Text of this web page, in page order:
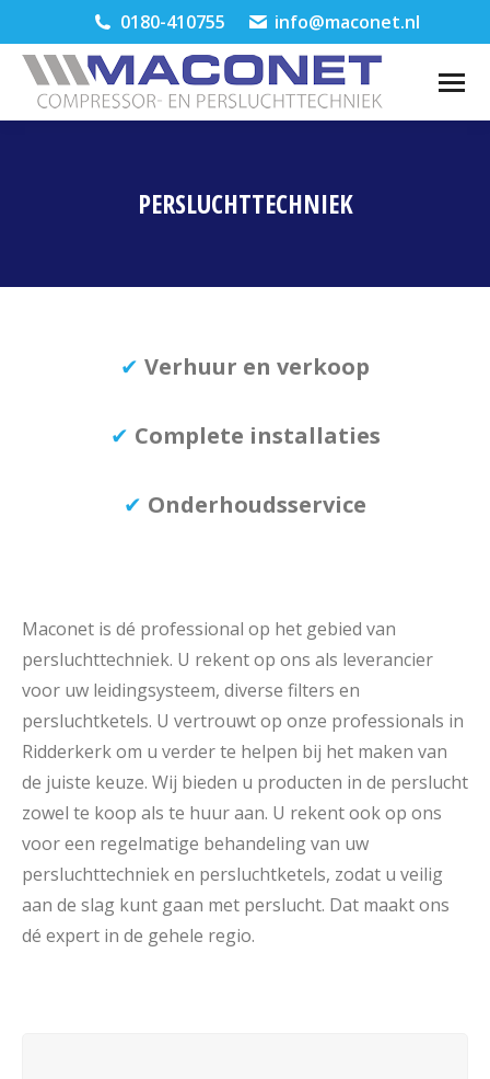
0180-410755 info@maconet.nl
PERSLUCHTTECHNIEK
✔ Verhuur en verkoop
✔ Complete installaties
✔ Onderhoudsservice
Maconet is dé professional op het gebied van
persluchttechniek. U rekent op ons als leverancier
voor uw leidingsysteem, diverse filters en
persluchtketels. U vertrouwt op onze professionals in
Ridderkerk om u verder te helpen bij het maken van
de juiste keuze. Wij bieden u producten in de perslucht
zowel te koop als te huur aan. U rekent ook op ons
voor een regelmatige behandeling van uw
persluchttechniek en persluchtketels, zodat u veilig
aan de slag kunt gaan met perslucht. Dat maakt ons
dé expert in de gehele regio.